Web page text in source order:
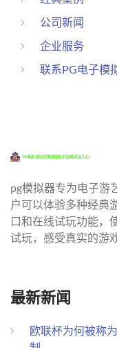
公司新闻
企业服务
联系PG电子模
pg模拟器专为电子游
户可以体验多种经典
口和在线试玩功能，
试玩，感受真实的游
最新新闻
欧联杯为何被称